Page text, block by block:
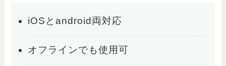
iOSとandroid両対応
オフラインでも使用可